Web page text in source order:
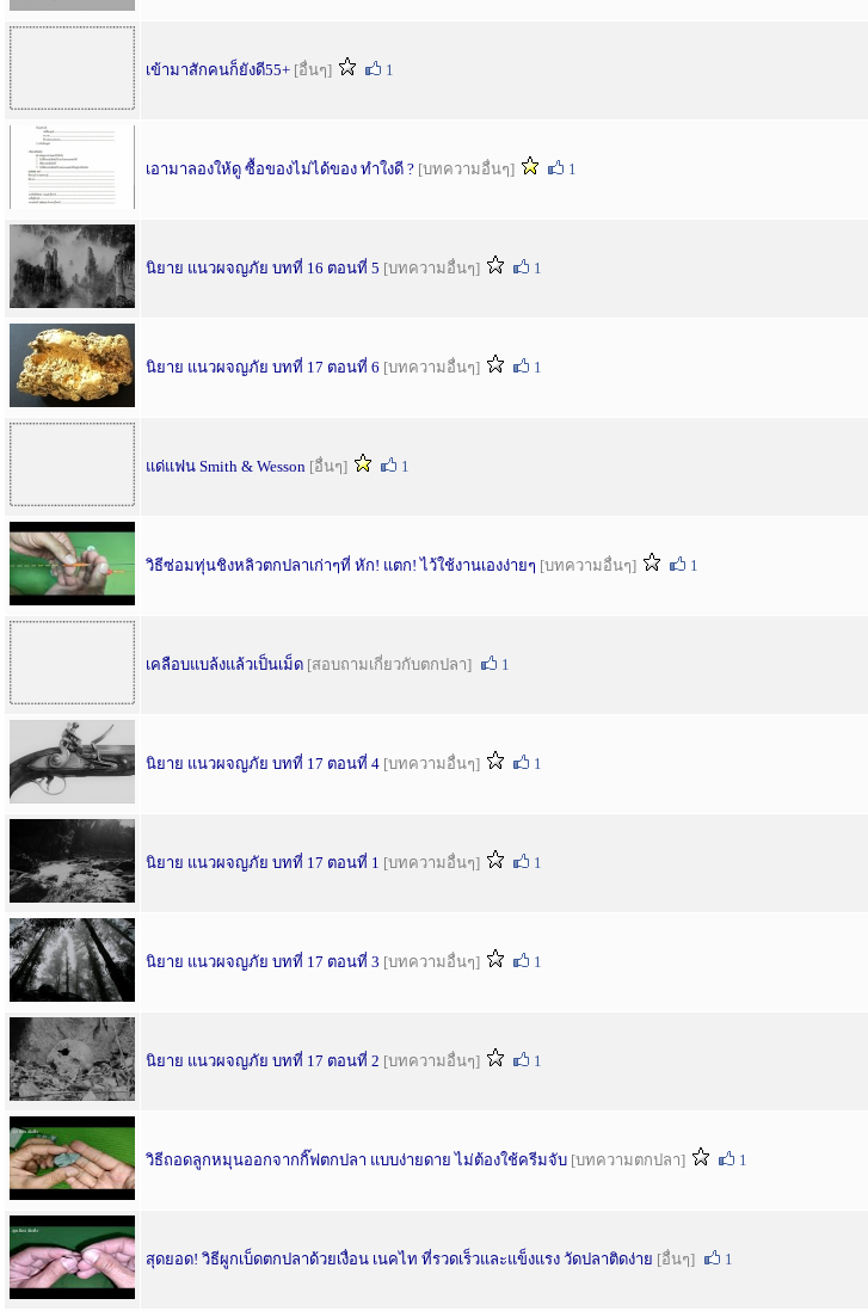
เข้ามาสักคนก็ยังดี55+ [อื่นๆ] 1
เอามาลองให้ดู ซื้อของไม่ได้ของ ทำใงดี ? [บทความอื่นๆ] 1
นิยาย แนวผจญภัย บทที่ 16 ตอนที่ 5 [บทความอื่นๆ] 1
นิยาย แนวผจญภัย บทที่ 17 ตอนที่ 6 [บทความอื่นๆ] 1
แด่แฟน Smith & Wesson [อื่นๆ] 1
วิธีซ่อมทุ่นชิงหลิวตกปลาเก่าๆที่ หัก! แตก! ไว้ใช้งานเองง่ายๆ [บทความอื่นๆ] 1
เคลือบแบล้งแล้วเป็นเม็ด [สอบถามเกี่ยวกับตกปลา] 1
นิยาย แนวผจญภัย บทที่ 17 ตอนที่ 4 [บทความอื่นๆ] 1
นิยาย แนวผจญภัย บทที่ 17 ตอนที่ 1 [บทความอื่นๆ] 1
นิยาย แนวผจญภัย บทที่ 17 ตอนที่ 3 [บทความอื่นๆ] 1
นิยาย แนวผจญภัย บทที่ 17 ตอนที่ 2 [บทความอื่นๆ] 1
วิธีถอดลูกหมุนออกจากกิ๊ฟตกปลา แบบง่ายดาย ไม่ต้องใช้ครีมจับ [บทความตกปลา] 1
สุดยอด! วิธีผูกเบ็ดตกปลาด้วยเงื่อน เนคไท ที่รวดเร็วและแข็งแรง วัดปลาติดง่าย [อื่นๆ] 1